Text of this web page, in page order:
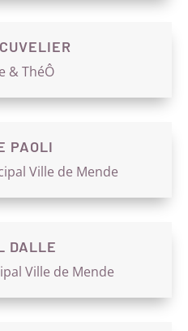
& ThéÔ
PAOLI
Ville de Mende
DALLE
Ville de Mende